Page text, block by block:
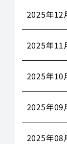
2025年12
2025年11
2025年10
2025年09
2025年08